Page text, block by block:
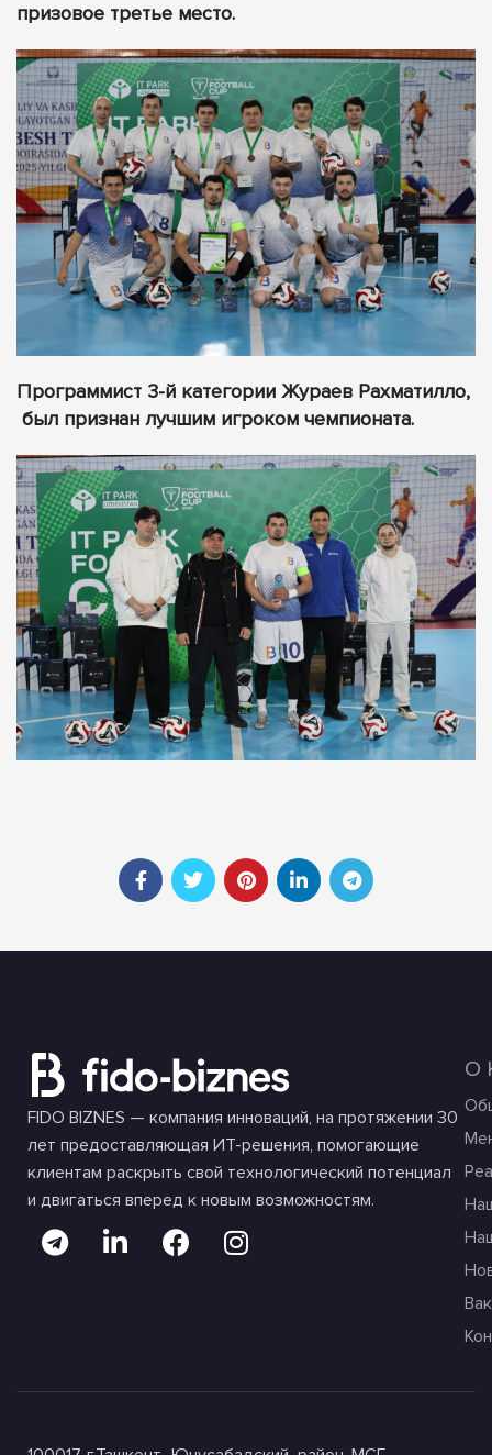
призовое третье место.
Программист 3-й категории Жураев Рахматилло,
был признан лучшим игроком чемпионата.
FIDO BIZNES — компания инноваций, на протяжении 30
лет предоставляющая ИТ-решения, помогающие
клиентам раскрыть свой технологический потенциал
и двигаться вперед к новым возможностям.
О